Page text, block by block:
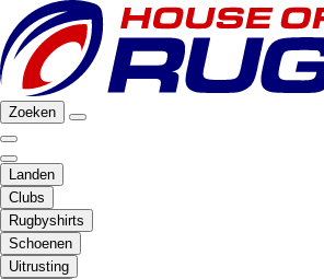
Zoeken
Landen
Clubs
Rugbyshirts
Schoenen
Uitrusting